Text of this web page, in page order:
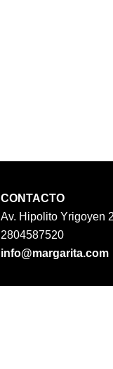
CONTACTO
Av. Hipolito Yrigoyen
2804587520
info@margarita.com